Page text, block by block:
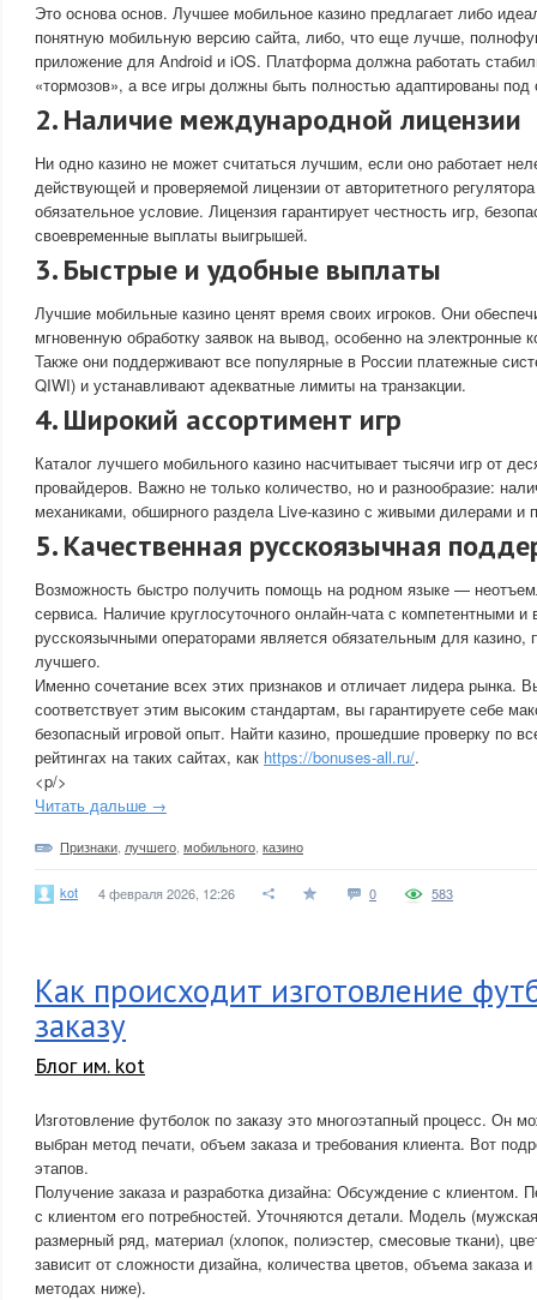
Это основа основ. Лучшее мобильное казино предлагает либо
понятную мобильную версию сайта, либо, что еще лучше,
приложение для Android и iOS. Платформа должна работать
«тормозов», а все игры должны быть полностью адаптированы под
2. Наличие международной лицензии
Ни одно казино не может считаться лучшим, если оно работает
действующей и проверяемой лицензии от авторитетного
обязательное условие. Лицензия гарантирует честность игр,
своевременные выплаты выигрышей.
3. Быстрые и удобные выплаты
Лучшие мобильные казино ценят время своих игроков. Они
мгновенную обработку заявок на вывод, особенно на электронные
Также они поддерживают все популярные в России платежные
QIWI) и устанавливают адекватные лимиты на транзакции.
4. Широкий ассортимент игр
Каталог лучшего мобильного казино насчитывает тысячи игр от
провайдеров. Важно не только количество, но и разнообразие:
механиками, обширного раздела Live-казино с живыми дилерами и
5. Качественная русскоязычная
Возможность быстро получить помощь на родном языке —
сервиса. Наличие круглосуточного онлайн-чата с компетентными
русскоязычными операторами является обязательным для казино,
лучшего.
Именно сочетание всех этих признаков и отличает лидера рынка.
соответствует этим высоким стандартам, вы гарантируете себе
безопасный игровой опыт. Найти казино, прошедшие проверку по
рейтингах на таких сайтах, как https://bonuses-all.ru/.
<p/>
Читать дальше →
Признаки лучшего мобильного казино
kot 4 февраля 2026, 12:26 0 583
Как происходит изготовление
заказу
Блог им. kot
Изготовление футболок по заказу это многоэтапный процесс. Он
выбран метод печати, объем заказа и требования клиента. Вот
этапов.
Получение заказа и разработка дизайна: Обсуждение с клиентом.
с клиентом его потребностей. Уточняются детали. Модель
размерный ряд, материал (хлопок, полиэстер, смесовые ткани),
зависит от сложности дизайна, количества цветов, объема заказа
методах ниже).